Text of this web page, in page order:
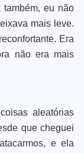
também, eu não
mais leve.
Era
não era mais
aleatórias
que cheguei
e ela